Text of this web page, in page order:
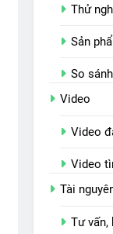
Thử
Sản
So
Video
Video
Video
Tài
Tư vấn,